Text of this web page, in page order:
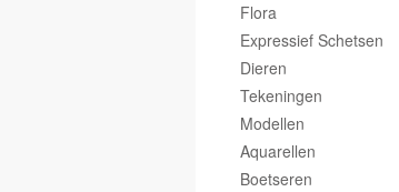
Flora
Expressief Schetsen
Dieren
Tekeningen
Modellen
Aquarellen
Boetseren